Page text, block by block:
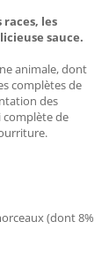
les
sauce.
animale, dont
complètes de
des
complète de
(dont 8%